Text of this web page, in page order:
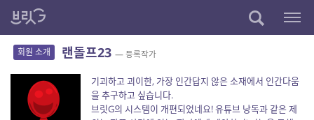
회원 소개 랜돌프23 — 등록작가
기괴하고 괴이한, 가장 인간답지 않은 소재에서 인간다움
을 추구하고 싶습니다.
브릿G의 시스템이 개편되었네요! 유튜브 낭독과 같은 제